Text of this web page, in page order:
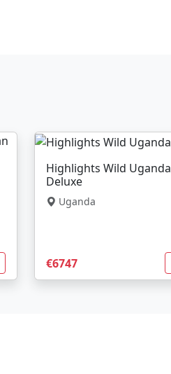
Highlights Wild Uganda
Deluxe
Uganda
€6747